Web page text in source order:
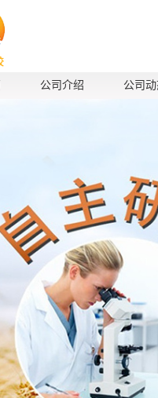
公司介绍 公司